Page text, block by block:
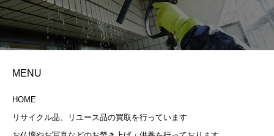
MENU
HOME
リサイクル品、リユース品の買取を行っています